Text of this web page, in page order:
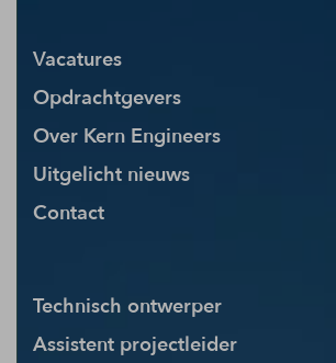
Vacatures
Opdrachtgevers
Over Kern Engineers
Uitgelicht nieuws
Contact
Technisch ontwerper
Assistent projectleider